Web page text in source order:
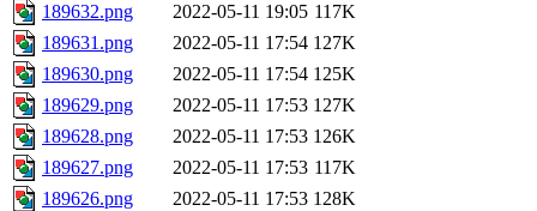
189632.png
2022-05-11 19:05 117K
189631.png
2022-05-11 17:54 127K
189630.png
2022-05-11 17:54 125K
189629.png
2022-05-11 17:53 127K
189628.png
2022-05-11 17:53 126K
189627.png
2022-05-11 17:53 117K
189626.png
2022-05-11 17:53 128K